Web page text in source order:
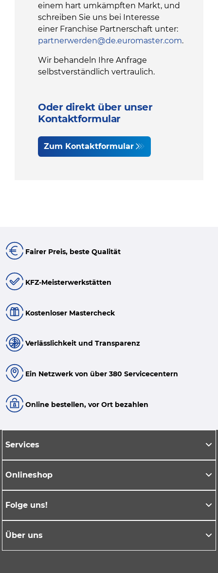
einem hart umkämpften Markt, und
schreiben Sie uns bei Interesse
einer Franchise Partnerschaft unter:
partnerwerden@de.euromaster.com.
Wir behandeln Ihre Anfrage
selbstverständlich vertraulich.
Oder direkt über unser
Kontaktformular
Zum Kontaktformular
Fairer Preis, beste Qualität
KFZ-Meisterwerkstätten
Kostenloser Mastercheck
Verlässlichkeit und Transparenz
Ein Netzwerk von über 380 Servicecentern
Online bestellen, vor Ort bezahlen
Services
Onlineshop
Folge uns!
Über uns